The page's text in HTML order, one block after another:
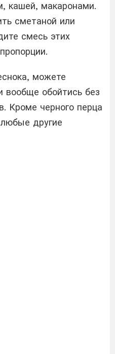
кашей, макаронами.
сметаной или
смесь этих
можете
вообще обойтись без
Кроме черного перца
другие